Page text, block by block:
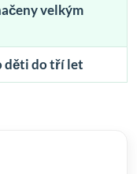
velkým
děti do tří let